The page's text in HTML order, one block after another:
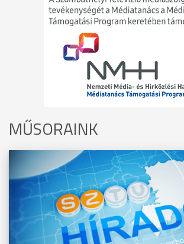
MŰSORAINK